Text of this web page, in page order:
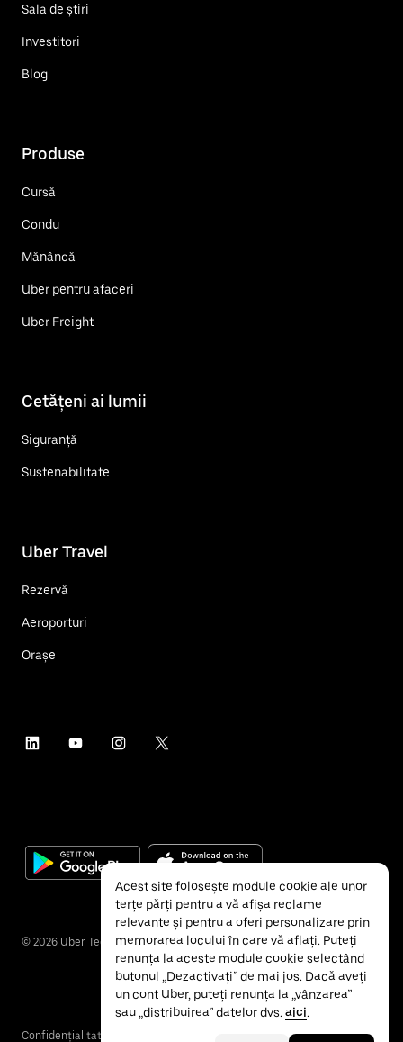
Sala de știri
Investitori
Blog
Produse
Cursă
Condu
Mănâncă
Uber pentru afaceri
Uber Freight
Cetățeni ai lumii
Siguranță
Sustenabilitate
Uber Travel
Rezervă
Aeroporturi
Orașe
© 2026 Uber Technologies Inc.
Confidențialitate
Acest site folosește module cookie ale unor
terțe părți pentru a vă afișa reclame
relevante și pentru a oferi personalizare prin
memorarea locului în care vă aflați. Puteți
renunța la aceste module cookie selectând
butonul „Dezactivați” de mai jos. Dacă aveți
un cont Uber, puteți renunța la „vânzarea”
sau „distribuirea” datelor dvs. aici.